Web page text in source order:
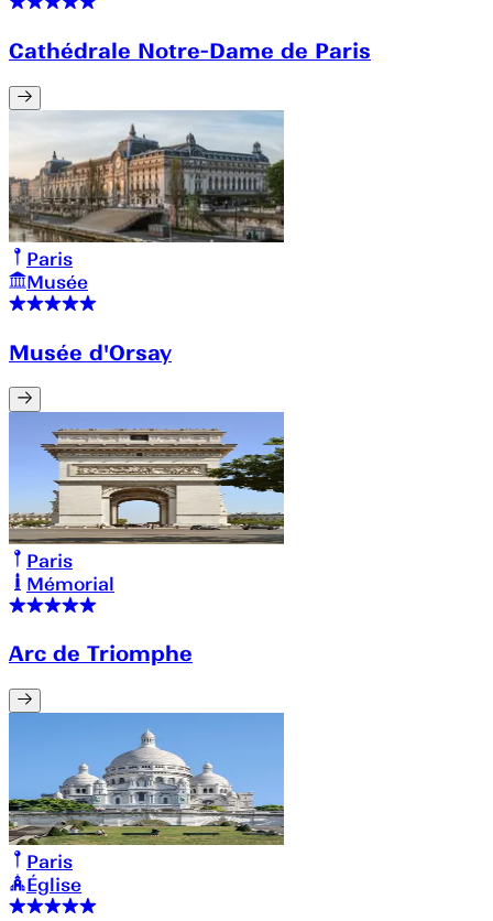
Cathédrale Notre-Dame de Paris
Paris
Musée
Musée d'Orsay
Paris
Mémorial
Arc de Triomphe
Paris
Église